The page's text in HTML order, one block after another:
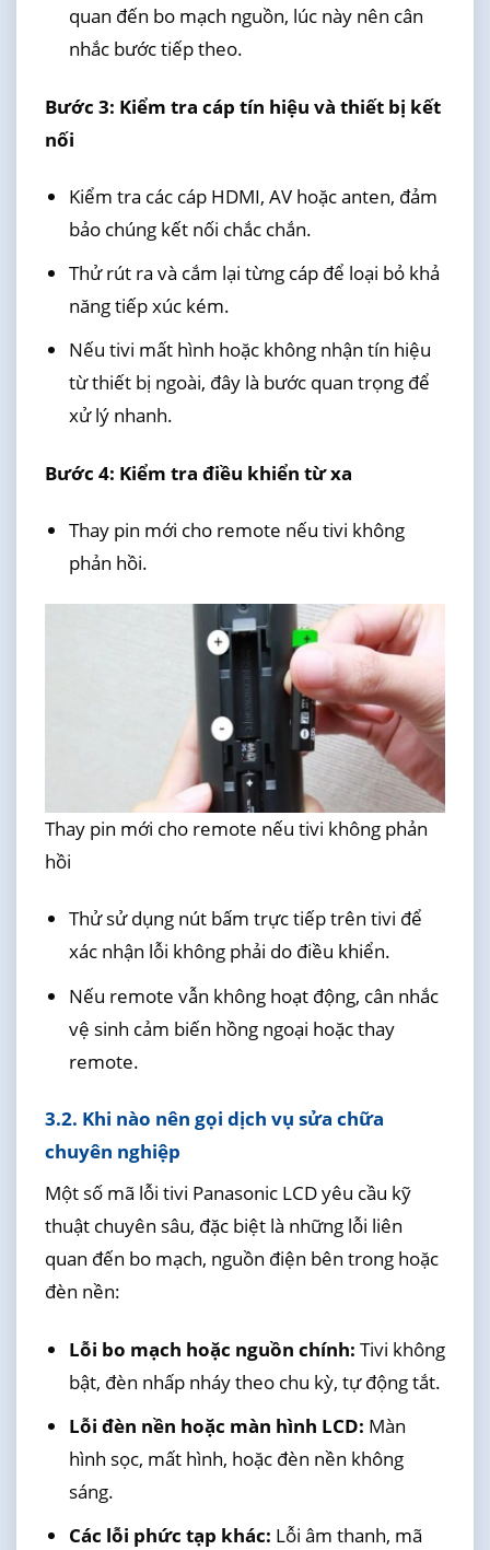
quan đến bo mạch nguồn, lúc này nên cân
nhắc bước tiếp theo.
Bước 3: Kiểm tra cáp tín hiệu và thiết bị kết
nối
Kiểm tra các cáp HDMI, AV hoặc anten, đảm
bảo chúng kết nối chắc chắn.
Thử rút ra và cắm lại từng cáp để loại bỏ khả
năng tiếp xúc kém.
Nếu tivi mất hình hoặc không nhận tín hiệu
từ thiết bị ngoài, đây là bước quan trọng để
xử lý nhanh.
Bước 4: Kiểm tra điều khiển từ xa
Thay pin mới cho remote nếu tivi không
phản hồi.
Thay pin mới cho remote nếu tivi không phản
hồi
Thử sử dụng nút bấm trực tiếp trên tivi để
xác nhận lỗi không phải do điều khiển.
Nếu remote vẫn không hoạt động, cân nhắc
vệ sinh cảm biến hồng ngoại hoặc thay
remote.
3.2. Khi nào nên gọi dịch vụ sửa chữa
chuyên nghiệp
Một số mã lỗi tivi Panasonic LCD yêu cầu kỹ
thuật chuyên sâu, đặc biệt là những lỗi liên
quan đến bo mạch, nguồn điện bên trong hoặc
đèn nền:
Lỗi bo mạch hoặc nguồn chính: Tivi không
bật, đèn nhấp nháy theo chu kỳ, tự động tắt.
Lỗi đèn nền hoặc màn hình LCD: Màn
hình sọc, mất hình, hoặc đèn nền không
sáng.
Các lỗi phức tạp khác: Lỗi âm thanh, mã